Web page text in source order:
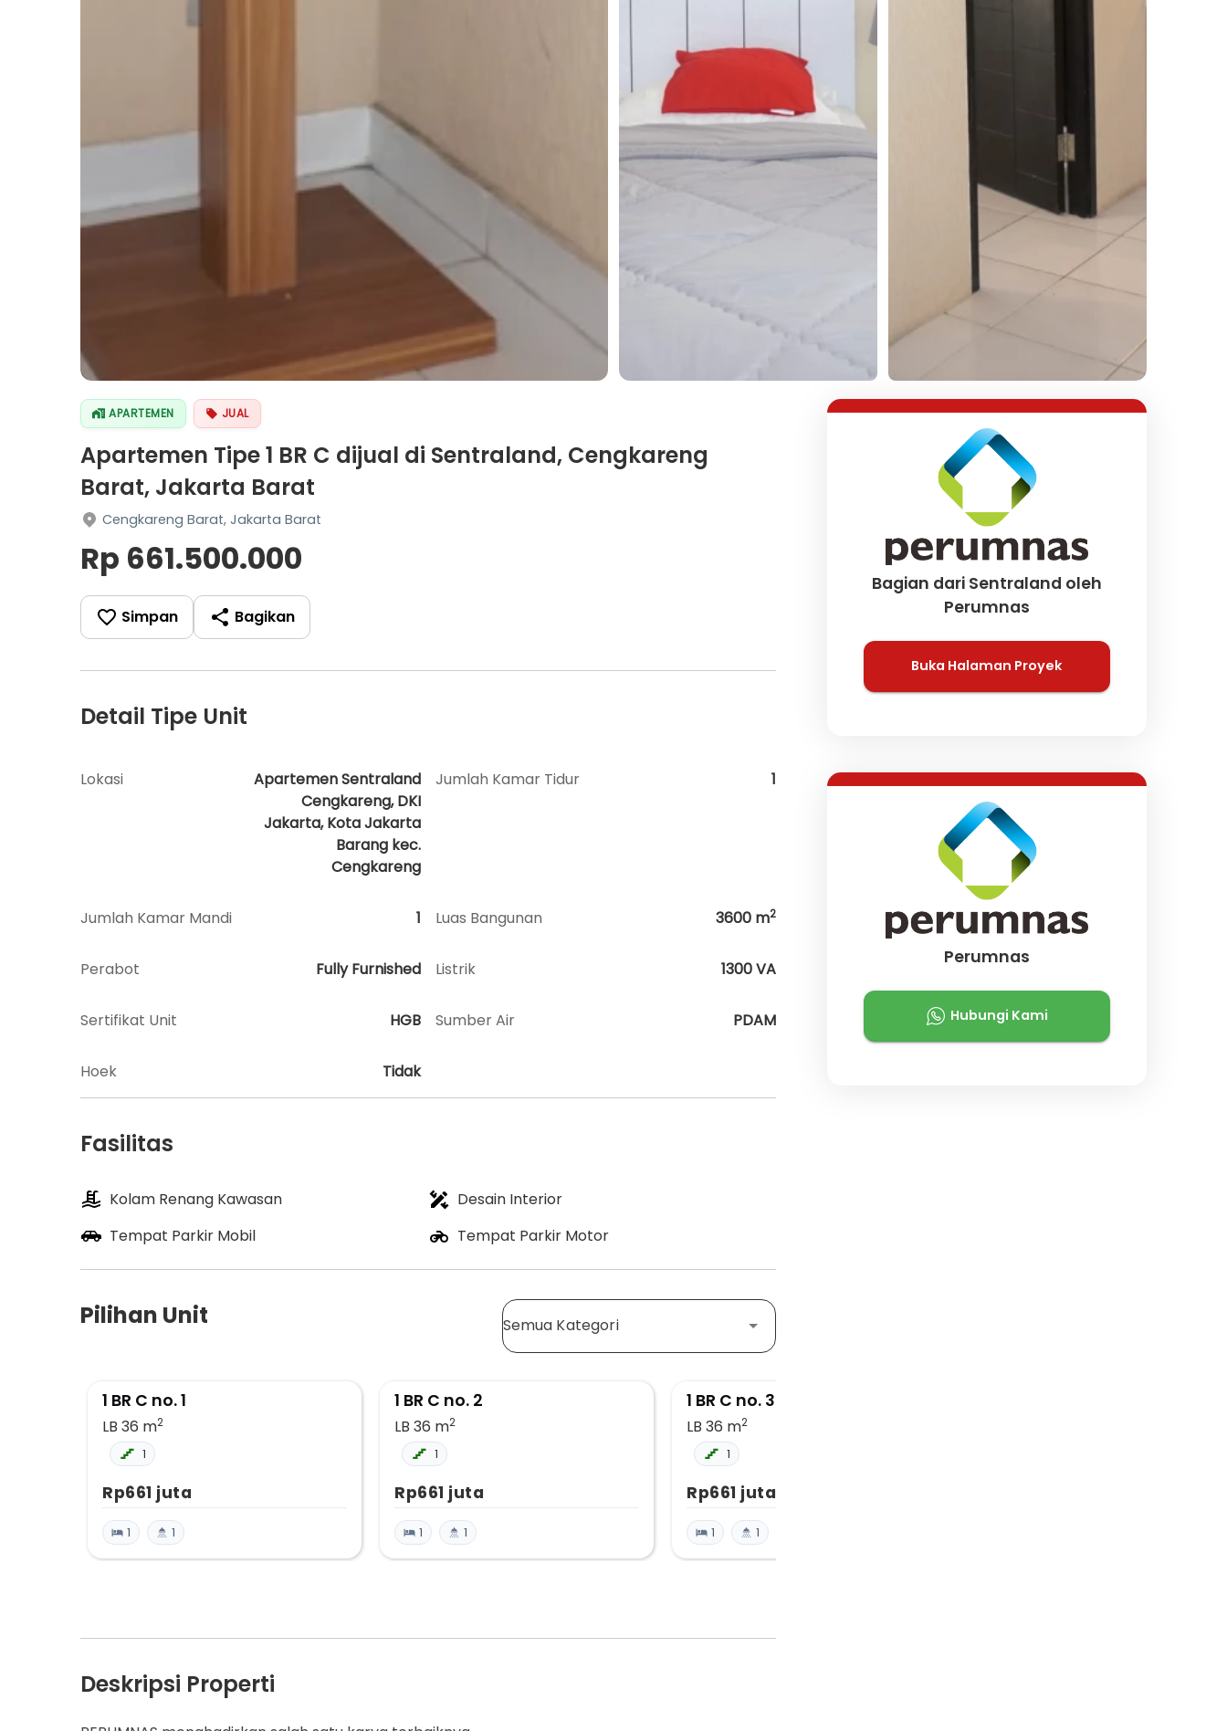
APARTEMEN JUAL
Apartemen Tipe 1 BR C dijual di Sentraland, Cengkareng
Barat, Jakarta Barat
Cengkareng Barat, Jakarta Barat
Rp 661.500.000
Simpan Bagikan
Detail Tipe Unit
Lokasi
Apartemen Sentraland
Cengkareng, DKI
Jakarta, Kota Jakarta
Barang kec.
Cengkareng
Jumlah Kamar Tidur 1
Jumlah Kamar Mandi 1 Luas Bangunan 3600 m2
Perabot Fully Furnished Listrik 1300 VA
Sertifikat Unit HGB Sumber Air PDAM
Hoek Tidak
Fasilitas
Kolam Renang Kawasan
Desain Interior
Tempat Parkir Mobil
Tempat Parkir Motor
Pilihan Unit Semua Kategori
1 BR C no. 1
LB 36 m2
1
Rp661 juta
1 1
1 BR C no. 2
LB 36 m2
1
Rp661 juta
1 1
1 BR C no. 3
LB 36 m2
1
Rp661 juta
1 1
Deskripsi Properti
Bagian dari Sentraland oleh
Perumnas
Buka Halaman Proyek
Perumnas
Hubungi Kami